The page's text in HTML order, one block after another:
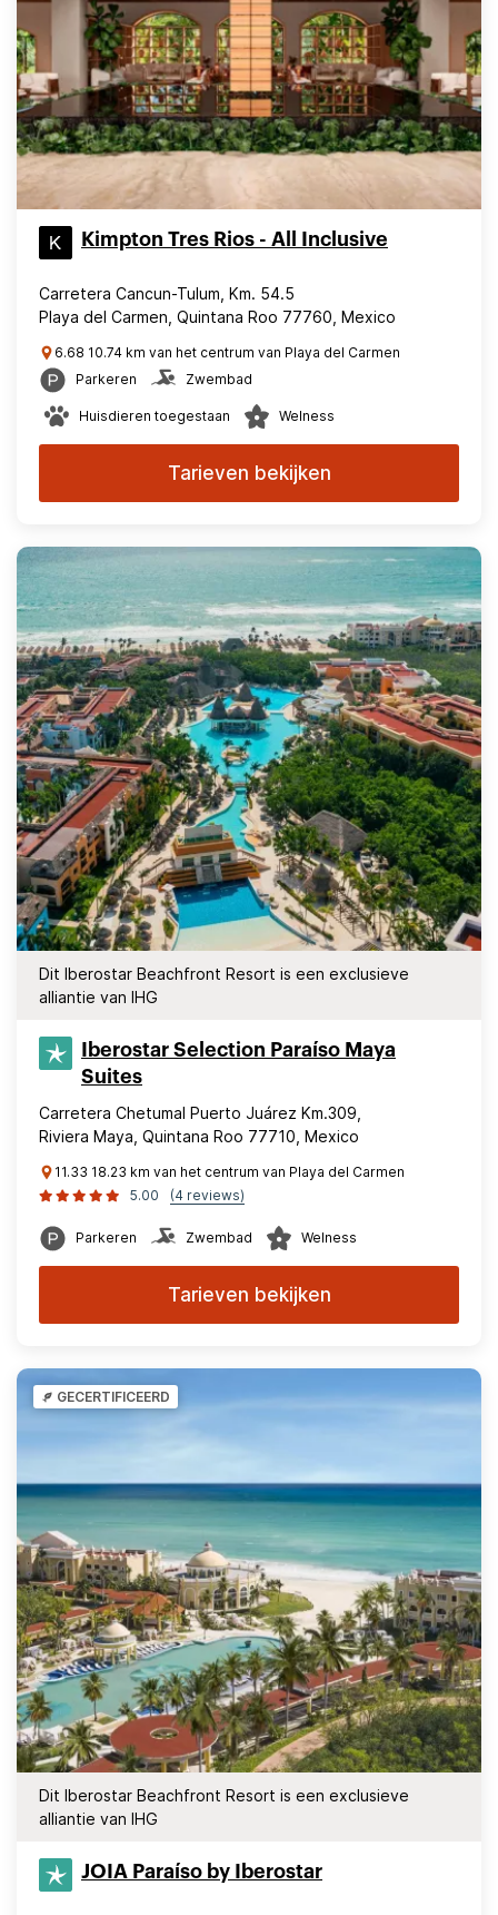
Kimpton Tres Rios - All Inclusive
Carretera Cancun-Tulum, Km. 54.5
Playa del Carmen, Quintana Roo 77760, Mexico
6.68 10.74 km van het centrum van Playa del Carmen
Parkeren
Zwembad
Huisdieren toegestaan Welness
Tarieven bekijken
Dit Iberostar Beachfront Resort is een exclusieve
alliantie van IHG
Iberostar Selection​ Paraíso Maya
Suites
Carretera Chetumal Puerto Juárez Km.309,
Riviera Maya, Quintana Roo 77710, Mexico
11.33 18.23 km van het centrum van Playa del Carmen
5.00
(4 reviews)
Parkeren Zwembad Welness
Tarieven bekijken
GECERTIFICEERD
Dit Iberostar Beachfront Resort is een exclusieve
alliantie van IHG
JOIA Paraíso by Iberostar